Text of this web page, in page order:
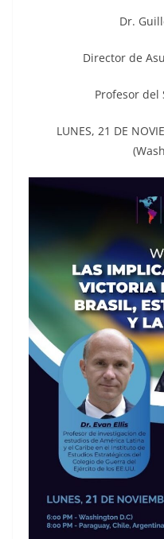
Dr.
Director de
Profesor del
LUNES, 21 DE